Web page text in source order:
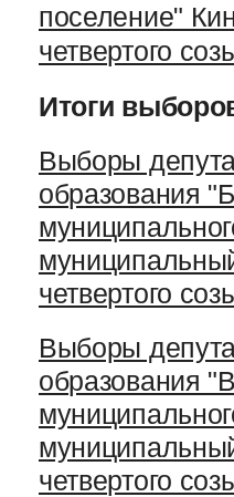
поселение"
четвертого
Итоги
Выборы
образования
четвертого
Выборы
образования
четвертого